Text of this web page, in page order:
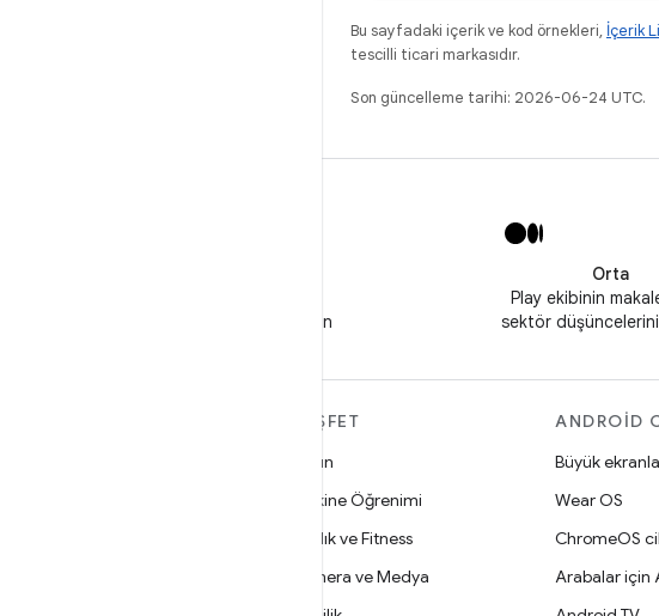
Bu sayfadaki içerik ve kod örnekleri, İçerik
tescilli ticari markasıdır.
Son güncelleme tarihi: 2026-06-24 UTC.
@GooglePlayBiz'i takip edin
Orta
Play ekibinin
sektör
KEŞFET
Oyun
Makine Öğrenimi
Sağlık ve Fitness
Kamera ve Medya
ANDROID
Büyük
Wear OS
ChromeOS
Arabalar için